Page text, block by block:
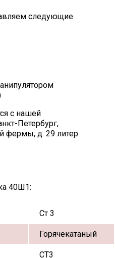
следующие
с нашей
Петербург,
фермы, д. 29 литер
40Ш1:
Ст 3
Горячекатаный
СТ3